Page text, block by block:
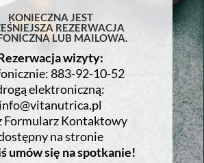
KONIECZNA JEST
REZERWACJA
LUB MAILOWA.
wizyty:
883-92-10-52
elektroniczną:
info@vitanutrica.pl
Formularz Kontaktowy
na stronie
umów się na spotkanie!